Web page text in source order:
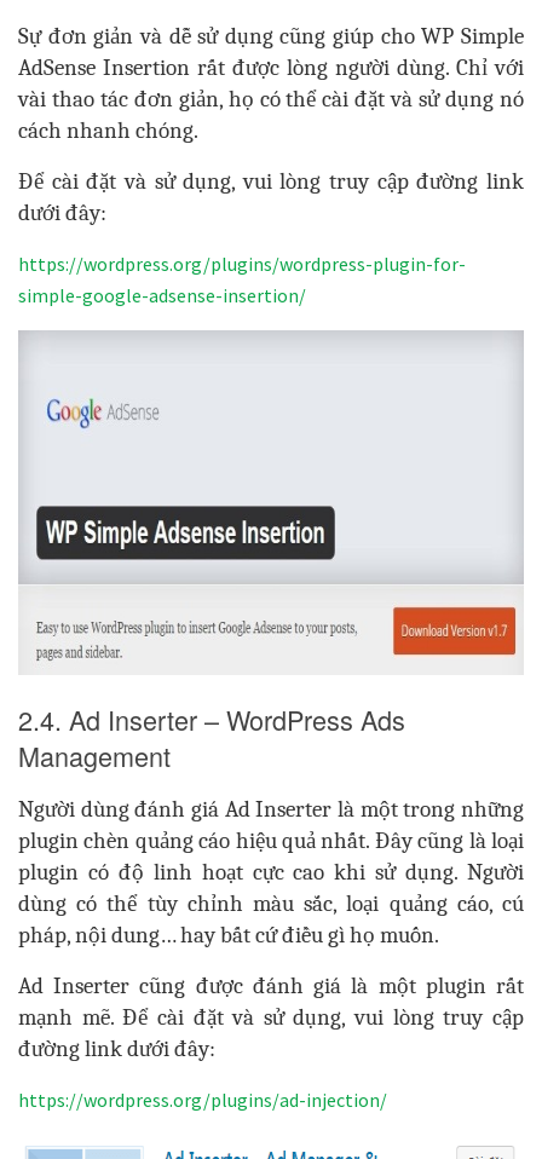
Sự đơn giản và dễ sử dụng cũng giúp cho WP Simple
AdSense Insertion rất được lòng người dùng. Chỉ với
vài thao tác đơn giản, họ có thể cài đặt và sử dụng nó
cách nhanh chóng.
Để cài đặt và sử dụng, vui lòng truy cập đường link
dưới đây:
https://wordpress.org/plugins/wordpress-plugin-for-
simple-google-adsense-insertion/
2.4. Ad Inserter – WordPress Ads
Management
Người dùng đánh giá Ad Inserter là một trong những
plugin chèn quảng cáo hiệu quả nhất. Đây cũng là loại
plugin có độ linh hoạt cực cao khi sử dụng. Người
dùng có thể tùy chỉnh màu sắc, loại quảng cáo, cú
pháp, nội dung… hay bất cứ điều gì họ muốn.
Ad Inserter cũng được đánh giá là một plugin rất
mạnh mẽ. Để cài đặt và sử dụng, vui lòng truy cập
đường link dưới đây:
https://wordpress.org/plugins/ad-injection/